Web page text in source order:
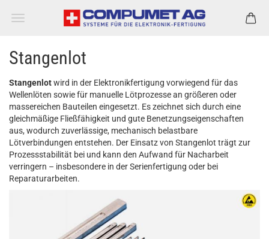
Stangenlot
Stangenlotwird in der Elektronikfertigung vorwiegend für das
Wellenlöten sowie für manuelle Lötprozesse an größeren oder
massereichen Bauteilen eingesetzt. Es zeichnet sich durch eine
gleichmäßige Fließfähigkeit und gute Benetzungseigenschaften
aus, wodurch zuverlässige, mechanisch belastbare
Lötverbindungen entstehen. Der Einsatz von Stangenlot trägt zur
Prozessstabilität bei und kann den Aufwand für Nacharbeit
verringern – insbesondere in der Serienfertigung oder bei
Reparaturarbeiten.